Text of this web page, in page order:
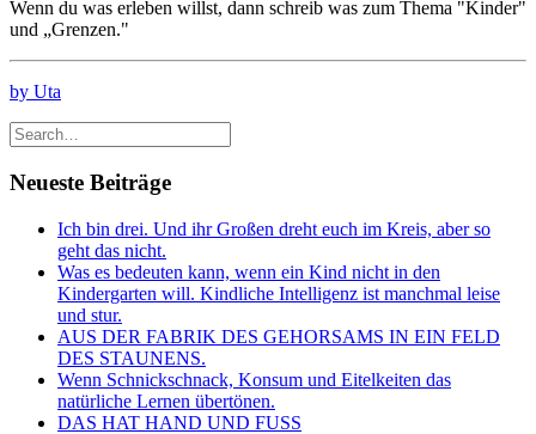
Wenn du was erleben willst, dann schreib was zum Thema "Kinder"
und „Grenzen."
by Uta
Neueste Beiträge
Ich bin drei. Und ihr Großen dreht euch im Kreis, aber so
geht das nicht.
Was es bedeuten kann, wenn ein Kind nicht in den
Kindergarten will. Kindliche Intelligenz ist manchmal leise
und stur.
AUS DER FABRIK DES GEHORSAMS IN EIN FELD
DES STAUNENS.
Wenn Schnickschnack, Konsum und Eitelkeiten das
natürliche Lernen übertönen.
DAS HAT HAND UND FUSS